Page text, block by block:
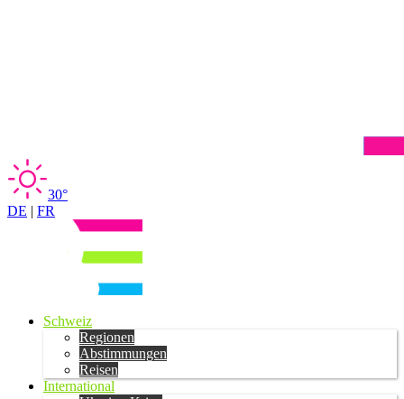
30°
DE | FR
Schweiz
Regionen
Abstimmungen
Reisen
International